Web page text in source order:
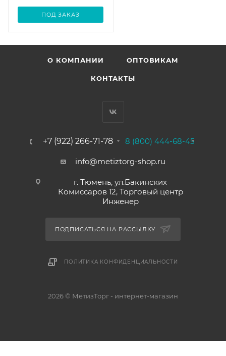
ПОД ЗАКАЗ
О КОМПАНИИ ОПТОВИКАМ
КОНТАКТЫ
+7 (922) 266-71-78 8 (800) 444-68-45
info@metiztorg-shop.ru
г. Тюмень, ул.Бакинских
Комиссаров 12, Торговый центр
Инженер
ПОДПИСАТЬСЯ НА РАССЫЛКУ
ПОЛИТИКА КОНФИДЕНЦИАЛЬНОСТИ
2026 © МетизТорг - интернет-магазин